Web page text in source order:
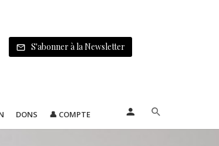
S'abonner à la Newsletter
DONS 👤 COMPTE